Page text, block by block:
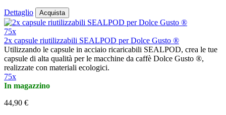
Dettaglio Acquista
75x
2x capsule riutilizzabili SEALPOD per Dolce Gusto ®
Utilizzando le capsule in acciaio ricaricabili SEALPOD, crea le tue
capsule di alta qualità per le macchine da caffè Dolce Gusto ®,
realizzate con materiali ecologici.
75x
In magazzino
44,90 €